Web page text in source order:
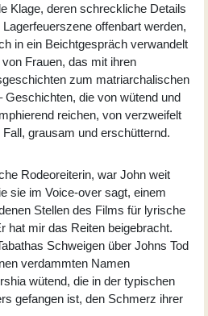
Klage, deren schreckliche Details
offenbart werden,
in ein Beichtgespräch verwandelt
Frauen, das mit ihren
zum matriarchalischen
Geschichten, die von wütend und
reichen, von verzweifelt
grausam und erschütternd.
Rodeoreiterin, war John weit
sie im Voice-over sagt, einem
Stellen des Films für lyrische
hat mir das Reiten beigebracht.
Schweigen über Johns Tod
verdammten Namen
wütend, die in der typischen
gefangen ist, den Schmerz ihrer